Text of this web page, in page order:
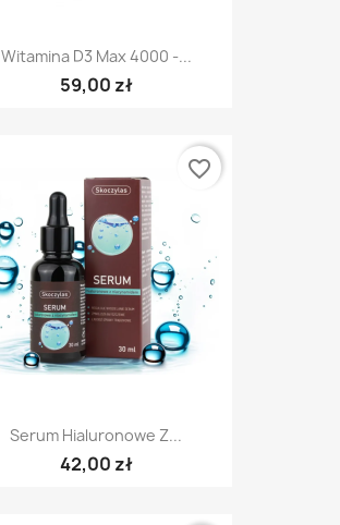
Witamina D3 Max 4000 -...
59,00 zł
Serum Hialuronowe Z...
42,00 zł
favorite_border